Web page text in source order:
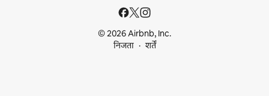
© 2026 Airbnb, Inc.
निजता
शर्तें